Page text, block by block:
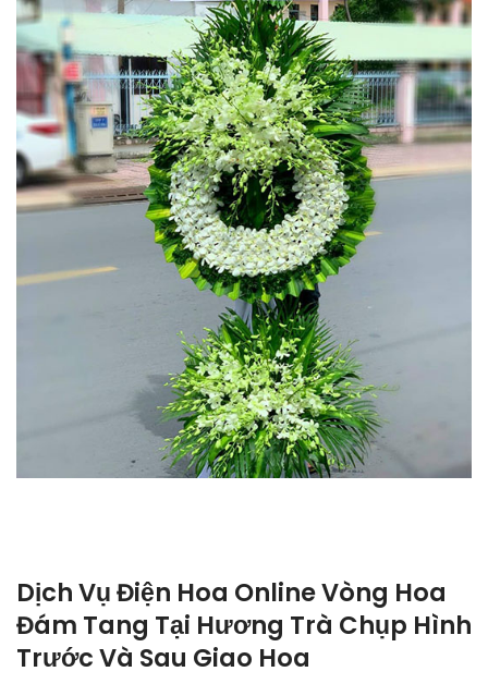
Dịch Vụ Điện Hoa Online Vòng Hoa
Đám Tang Tại Hương Trà Chụp Hình
Trước Và Sau Giao Hoa